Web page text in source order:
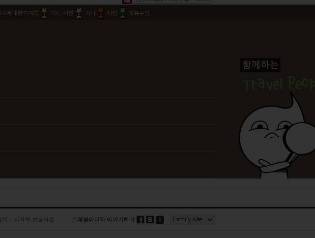
에 대한 기여도 기사+사진 기사 사진 오류수정
지자체 보도자료 트래블아이와 이야기하기